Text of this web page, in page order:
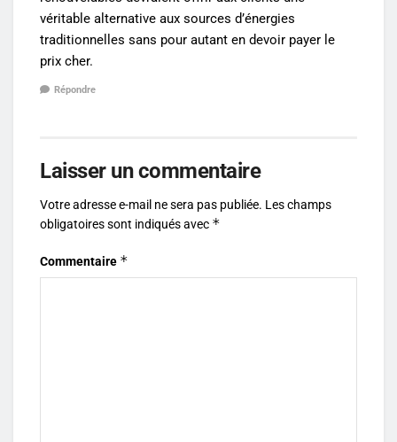
véritable alternative aux sources d’énergies
traditionnelles sans pour autant en devoir payer le
prix cher.
Répondre
Laisser un commentaire
Votre adresse e-mail ne sera pas publiée. Les champs
obligatoires sont indiqués avec *
Commentaire *